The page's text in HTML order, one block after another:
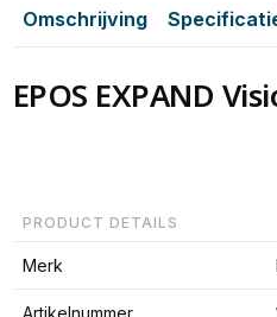
Omschrijving
EPOS EXPAND
PRODUCT DETAILS
Merk